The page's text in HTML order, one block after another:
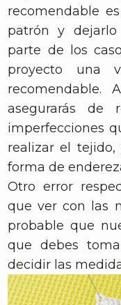
recomendable
patrón y
parte de los
proyecto una
recomendable.
asegurarás de
imperfecciones
realizar el
forma de
Otro error
que ver con las
probable que
que debes
decidir las